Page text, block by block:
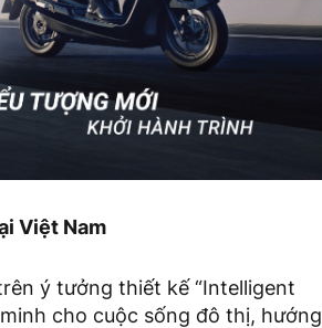
Việt Nam
ý tưởng thiết kế “Intelligent
cho cuộc sống đô thị, hướng